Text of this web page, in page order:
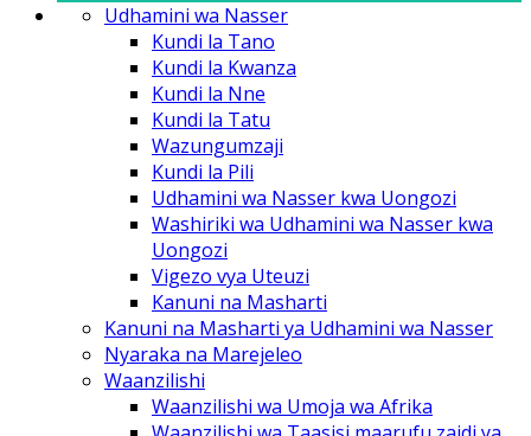
Udhamini wa Nasser
Kundi la Tano
Kundi la Kwanza
Kundi la Nne
Kundi la Tatu
Wazungumzaji
Kundi la Pili
Udhamini wa Nasser kwa Uongozi
Washiriki wa Udhamini wa Nasser kwa
Uongozi
Vigezo vya Uteuzi
Kanuni na Masharti
Kanuni na Masharti ya Udhamini wa Nasser
Nyaraka na Marejeleo
Waanzilishi
Waanzilishi wa Umoja wa Afrika